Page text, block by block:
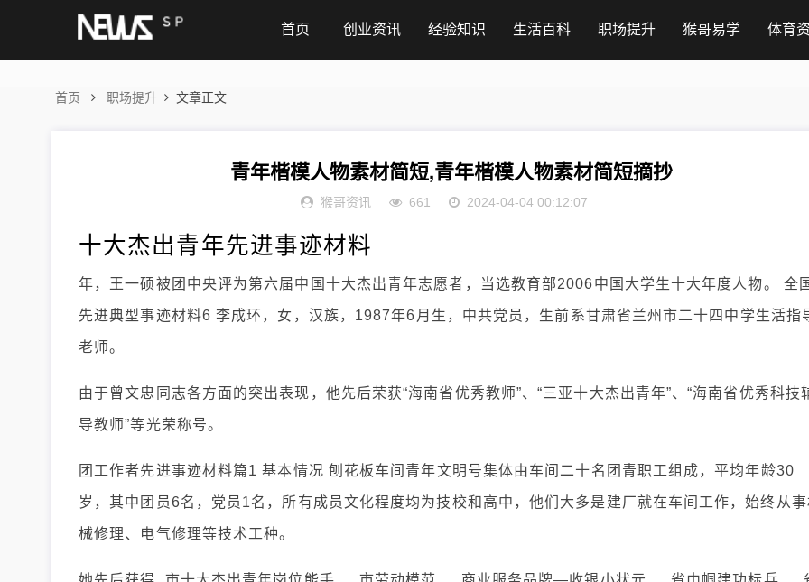
首页 创业资讯 经验知识 生活百科 职场提升 猴哥易学 体育
首页 职场提升 文章正文
青年楷模人物素材简短,青年楷模人物素材简短摘抄
猴哥资讯 661 2024-04-04 00:12:07
十大杰出青年先进事迹材料
年，王一硕被团中央评为第六届中国十大杰出青年志愿者，当选教育部2006中国大学生十大年度人物。 全
先进典型事迹材料6 李成环，女，汉族，1987年6月生，中共党员，生前系甘肃省兰州市二十四中学生活指
老师。
由于曾文忠同志各方面的突出表现，他先后荣获“海南省优秀教师”、“三亚十大杰出青年”、“海南省优秀科技
导教师”等光荣称号。
团工作者先进事迹材料篇1 基本情况 刨花板车间青年文明号集体由车间二十名团青职工组成，平均年龄30
岁，其中团员6名，党员1名，所有成员文化程度均为技校和高中，他们大多是建厂就在车间工作，始终从
械修理、电气修理等技术工种。